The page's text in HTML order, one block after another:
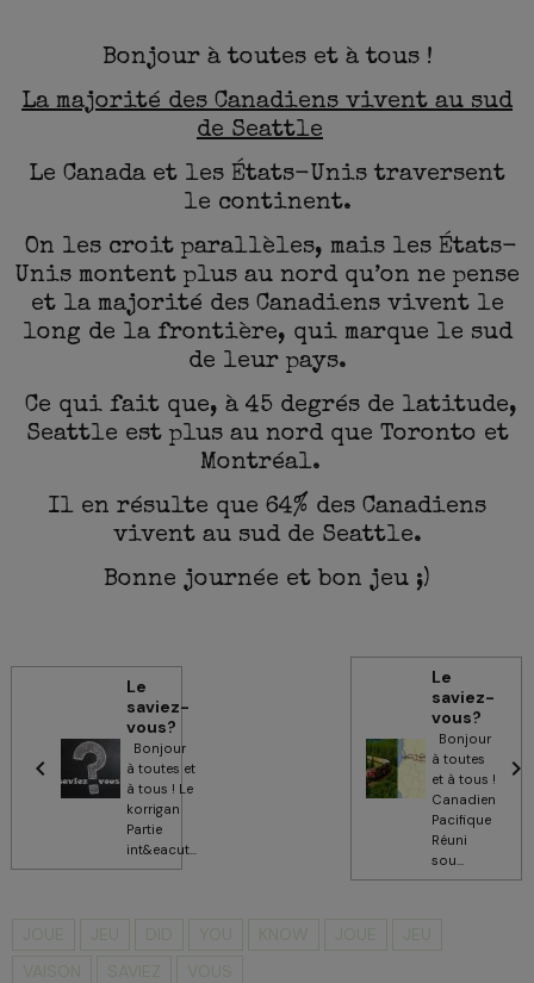
Bonjour à toutes et à tous !
La majorité des Canadiens vivent au sud
de Seattle
Le Canada et les États-Unis traversent
le continent.
On les croit parallèles, mais les États-
Unis montent plus au nord qu’on ne pense
et la majorité des Canadiens vivent le
long de la frontière, qui marque le sud
de leur pays.
Ce qui fait que, à 45 degrés de latitude,
Seattle est plus au nord que Toronto et
Montréal.
Il en résulte que 64% des Canadiens
vivent au sud de Seattle.
Bonne journée et bon jeu ;)
Le
saviez-
vous?
Bonjour
à toutes et
à tous ! Le
korrigan
Partie
int&eacut...
Le
saviez-
vous?
Bonjour
à toutes
et à tous !
Canadien
Pacifique
Réuni
sou...